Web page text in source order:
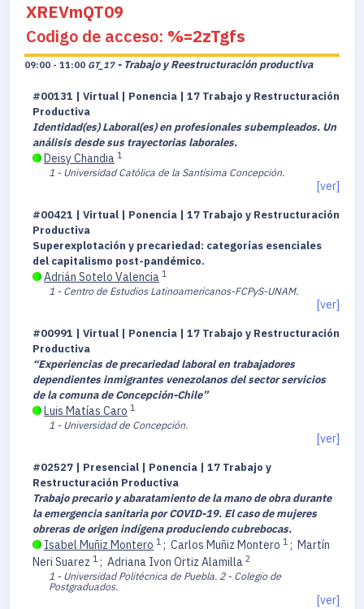
XREVmQT09
Codigo de acceso: %=2zTgfs
09:00 - 11:00 GT_17 - Trabajo y Reestructuración productiva
#00131 | Virtual | Ponencia | 17 Trabajo y Restructuración
Productiva
Identidad(es) Laboral(es) en profesionales subempleados. Un
análisis desde sus trayectorias laborales.
Deisy Chandia 1
1 - Universidad Católica de la Santísima Concepción.
[ver]
#00421 | Virtual | Ponencia | 17 Trabajo y Restructuración
Productiva
Superexplotación y precariedad: categorías esenciales
del capitalismo post-pandémico.
Adrián Sotelo Valencia 1
1 - Centro de Estudios Latinoamericanos-FCPyS-UNAM.
[ver]
#00991 | Virtual | Ponencia | 17 Trabajo y Restructuración
Productiva
“Experiencias de precariedad laboral en trabajadores
dependientes inmigrantes venezolanos del sector servicios
de la comuna de Concepción-Chile”
Luis Matías Caro 1
1 - Universidad de Concepción.
[ver]
#02527 | Presencial | Ponencia | 17 Trabajo y
Restructuración Productiva
Trabajo precario y abaratamiento de la mano de obra durante
la emergencia sanitaria por COVID-19. El caso de mujeres
obreras de origen indígena produciendo cubrebocas.
Isabel Muñiz Montero 1 ; Carlos Muñiz Montero 1 ; Martín
Neri Suarez 1 ; Adriana Ivon Ortiz Alamilla 2
1 - Universidad Politécnica de Puebla. 2 - Colegio de
Postgraduados.
[ver]